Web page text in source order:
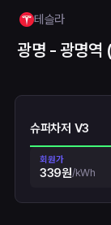
테슬라
슈퍼차저 V3
회원가
339원/kWh